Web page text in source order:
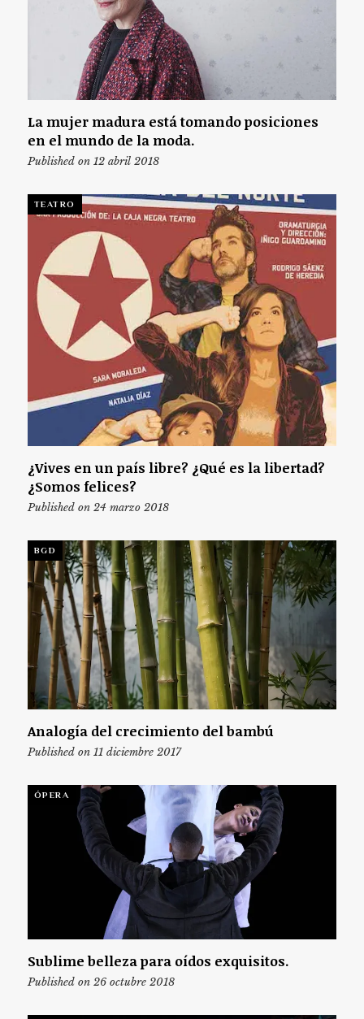
La mujer madura está tomando posiciones
en el mundo de la moda.
Published on 12 abril 2018
TEATRO
¿Vives en un país libre? ¿Qué es la libertad?
¿Somos felices?
Published on 24 marzo 2018
BGD
Analogía del crecimiento del bambú
Published on 11 diciembre 2017
ÓPERA
Sublime belleza para oídos exquisitos.
Published on 26 octubre 2018